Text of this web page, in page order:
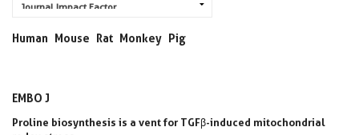
Human Mouse Rat Monkey Pig
EMBO J
Proline biosynthesis is a vent for TGFβ-induced mitochondrial